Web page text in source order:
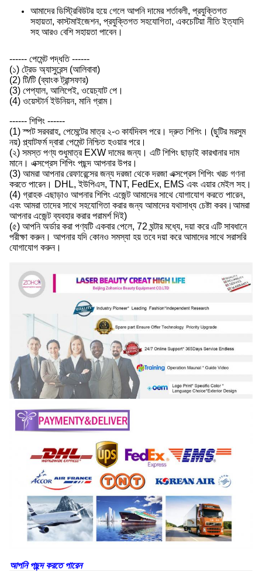
আমাদের ডিস্ট্রিবিউটর হয়ে গেলে আপনি দামের শর্তাবলী, প্রযুক্তিগত
সহায়তা, কাস্টমাইজেশন, প্রযুক্তিগত সহযোগিতা, একচেটিয়া নীতি ইত্যাদি
সহ আরও বেশি সহায়তা পাবেন।
------ পেমেন্ট পদ্ধতি ------
(১) ট্রেড অ্যাসুরেন্স (আলিবাবা)
(2) টি/টি (ব্যাংক ট্রান্সফার)
(3) পেপ্যাল, আলিপেই, ওয়েচ্যাট পে।
(4) ওয়েস্টার্ন ইউনিয়ন, মানি গ্রাম।
------ শিপিং ------
(1) স্পট সরবরাহ, পেমেন্টের মাত্র ২-৩ কার্যদিবস পরে। দ্রুত শিপিং। (ছুটির মরসুম
নয়) প্ল্যাটফর্ম দ্বারা পেমেন্ট নিশ্চিত হওয়ার পরে।
(২) সমস্ত পণ্য শুধুমাত্র EXW দামের জন্য। এটি শিপিং ছাড়াই কারখানার দাম
মানে। এক্সপ্রেস শিপিং পছন্দ আপনার উপর।
(3) আমরা আপনার রেফারেন্সের জন্য দরজা থেকে দরজা এক্সপ্রেস শিপিং খরচ গণনা
করতে পারেন। DHL, ইউপিএস, TNT, FedEx, EMS এবং এয়ার মেইল সহ।
(4) গ্রাহক এছাড়াও আপনার শিপিং এজেন্ট আমাদের সাথে যোগাযোগ করতে পারেন,
এবং আমরা তাদের সাথে সহযোগিতা করার জন্য আমাদের যথাসাধ্য চেষ্টা করব।আমরা
আপনার এজেন্ট ব্যবহার করার পরামর্শ দিই)
(৫) আপনি অর্ডার করা পণ্যটি একবার পেলে, 72 ঘন্টার মধ্যে, দয়া করে এটি সাবধানে
পরীক্ষা করুন। আপনার যদি কোনও সমস্যা হয় তবে দয়া করে আমাদের সাথে সরাসরি
যোগাযোগ করুন।
আপনি পছন্দ করতে পারেন